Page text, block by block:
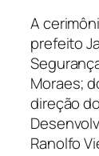
A
prefeito
Moraes;
direção
Ranolfo